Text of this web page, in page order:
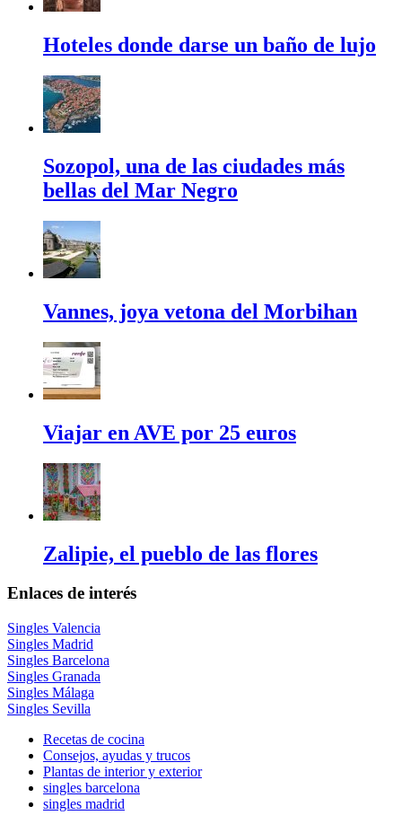
Hoteles donde darse un baño de lujo
Sozopol, una de las ciudades más
bellas del Mar Negro
Vannes, joya vetona del Morbihan
Viajar en AVE por 25 euros
Zalipie, el pueblo de las flores
Enlaces de interés
Singles Valencia
Singles Madrid
Singles Barcelona
Singles Granada
Singles Málaga
Singles Sevilla
Recetas de cocina
Consejos, ayudas y trucos
Plantas de interior y exterior
singles barcelona
singles madrid